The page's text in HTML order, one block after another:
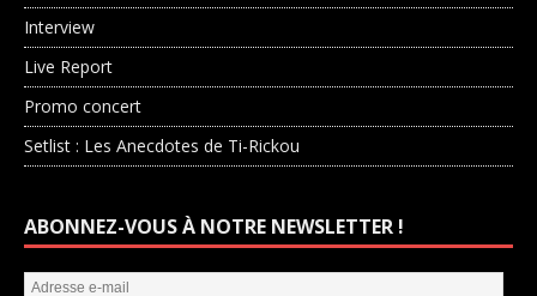
Interview
Live Report
Promo concert
Setlist : Les Anecdotes de Ti-Rickou
ABONNEZ-VOUS À NOTRE NEWSLETTER !